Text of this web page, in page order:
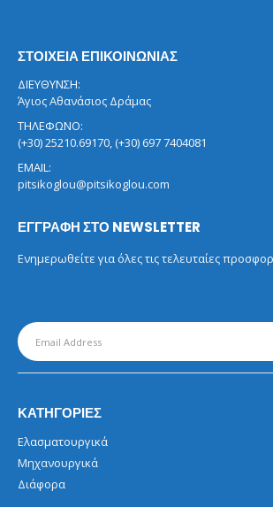
ΣΤΟΙΧΕΙΑ ΕΠΙΚΟΙΝΩΝΙΑΣ
ΔΙΕΥΘΥΝΣΗ:
Άγιος Αθανάσιος Δράμας
ΤΗΛΕΦΩΝΟ:
(+30) 25210.69170, (+30) 697 7404081
EMAIL:
pitsikoglou@pitsikoglou.com
ΕΓΓΡΑΦΗ ΣΤΟ NEWSLETTER
Ενημερωθείτε για όλες τις τελευταίες
ΚΑΤΗΓΟΡΙΕΣ
Ελασματουργικά
Μηχανουργικά
Διάφορα